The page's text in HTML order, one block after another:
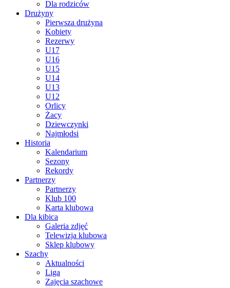
Dla rodziców
Drużyny
Pierwsza drużyna
Kobiety
Rezerwy
U17
U16
U15
U14
U13
U12
Orlicy
Żacy
Dziewczynki
Najmłodsi
Historia
Kalendarium
Sezony
Rekordy
Partnerzy
Partnerzy
Klub 100
Karta klubowa
Dla kibica
Galeria zdjęć
Telewizja klubowa
Sklep klubowy
Szachy
Aktualności
Liga
Zajęcia szachowe